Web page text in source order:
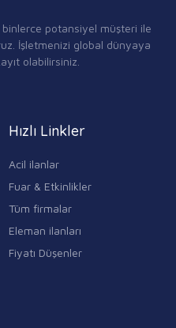
binlerce potansiyel müşteri ile
İşletmenizi global dünyaya
olabilirsiniz.
Hızlı Linkler
Acil ilanlar
Fuar & Etkinlikler
Tüm firmalar
Eleman ilanları
Fiyatı Düşenler